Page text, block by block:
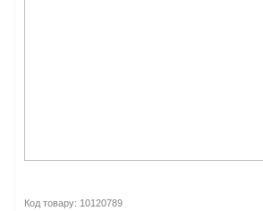
Код товару: 10120789